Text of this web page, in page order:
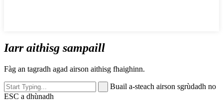
Iarr aithisg sampaill
Fàg an tagradh agad airson aithisg fhaighinn.
Buail a-steach airson sgrùdadh no
ESC a dhùnadh